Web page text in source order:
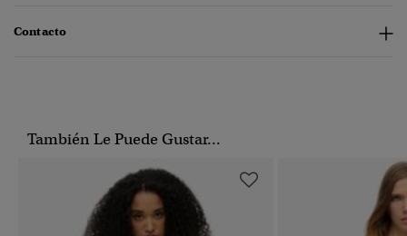
Contacto
También Le Puede Gustar...